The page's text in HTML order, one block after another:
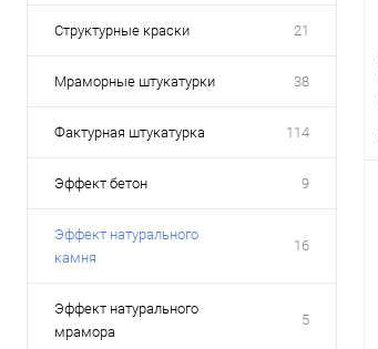
Структурные краски 21
Мраморные штукатурки 38
Фактурная штукатурка 114
Эффект бетон 9
Эффект натурального
камня
16
Эффект натурального
мрамора
5